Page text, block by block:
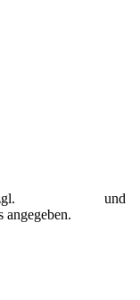
und
angegeben.